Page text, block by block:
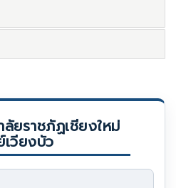
ยราชภัฏเชียงใหม่
วียงบัว